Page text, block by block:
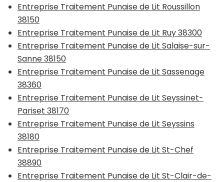
Entreprise Traitement Punaise de Lit Roussillon
38150
Entreprise Traitement Punaise de Lit Ruy 38300
Entreprise Traitement Punaise de Lit Salaise-sur-
Sanne 38150
Entreprise Traitement Punaise de Lit Sassenage
38360
Entreprise Traitement Punaise de Lit Seyssinet-
Pariset 38170
Entreprise Traitement Punaise de Lit Seyssins
38180
Entreprise Traitement Punaise de Lit St-Chef
38890
Entreprise Traitement Punaise de Lit St-Clair-de-